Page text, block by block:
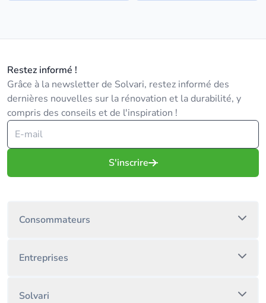
Restez informé !
Grâce à la newsletter de Solvari, restez informé des
dernières nouvelles sur la rénovation et la durabilité, y
compris des conseils et de l'inspiration !
S'inscrire
Consommateurs
Entreprises
Solvari